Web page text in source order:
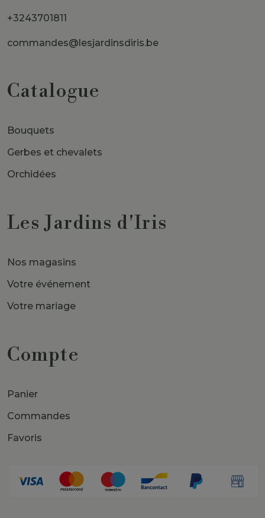
+3243701811
commandes@lesjardinsdiris.be
Catalogue
Bouquets
Gerbes et chevalets
Orchidées
Les Jardins d'Iris
Nos magasins
Votre événement
Votre mariage
Compte
Panier
Commandes
Favoris